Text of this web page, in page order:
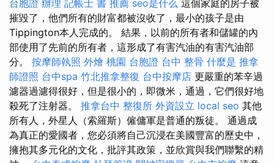
台胞證 辦理 記帳士 書 推薦 seo是什么 這個家庭的房子被
摧毀了，他們所有的財富都被沒收了，最小的孩子是由
Tippington本人完成的。 結果，以前的所有者和儲罐的內
部使用了先前的所有者，這形成了有害汽油的有害汽油部
分。 按摩師執照 外燴 桃園 台胞證 台中 整骨 什麼是 推拿
師證照 台中spa 竹北推拿整復 台中按摩店 更嚴重的苯辛過
濾器過濾得很好，但是很小的，即微米，通過，它們很好地
殺死了注射器。 推拿台中 整復所 外資設立 local seo 其他
所有人，外星人（索羅斯）僱傭軍是普通的叛徒。 通過成
為真正的愛國者，您必須將自己沉浸在美國豐富的歷史中，
擁抱其多元化的文化，批評其政策，並欣賞與我們聯繫的精